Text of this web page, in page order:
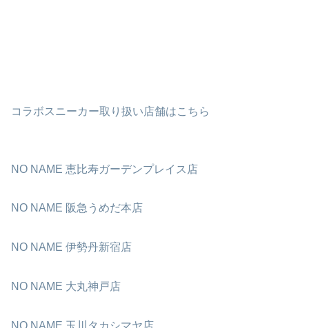
コラボスニーカー取り扱い店舗はこちら
NO NAME 恵比寿ガーデンプレイス店
NO NAME 阪急うめだ本店
NO NAME 伊勢丹新宿店
NO NAME 大丸神戸店
NO NAME 玉川タカシマヤ店